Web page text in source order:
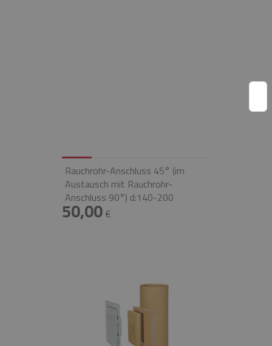
Rauchrohr-Anschluss 45° (im
Austausch mit Rauchrohr-
Anschluss 90°) d:140-200
50,00€